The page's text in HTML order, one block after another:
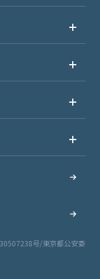
号/東京都公安委